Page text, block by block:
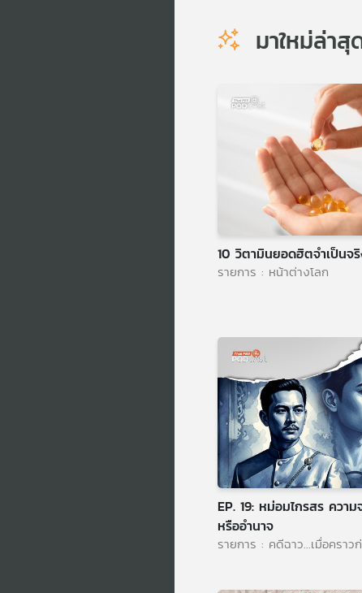
มาใหม่ล่าสุ
10 วิตามินยอดฮิตจำเป็นจริ
รายการ : หน้าต่างโลก
EP. 19: หม่อมไกรสร ควา
หรืออำนาจ
รายการ : คดีฉาว...เมื่อคราว